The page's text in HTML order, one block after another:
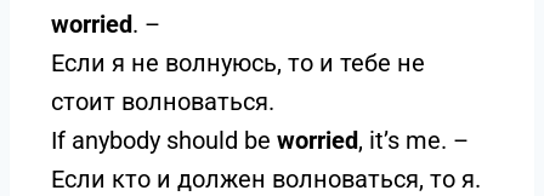
worried. –
Если я не волнуюсь, то и тебе не
стоит волноваться.
If anybody should be worried, it’s me. –
Если кто и должен волноваться, то я.